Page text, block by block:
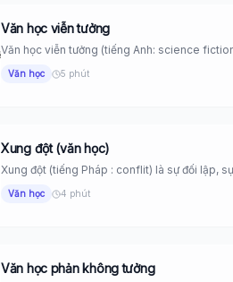
Văn học viễn tưởng
Văn học viễn tưởng (tiếng Anh: science
Văn học 5 phút
Xung đột (văn học)
Xung đột (tiếng Pháp : conflit) là sự đối lập,
Văn học 4 phút
Văn học phản không tưởng